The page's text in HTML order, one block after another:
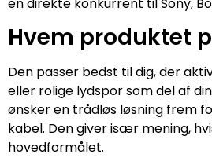
Hvem produktet
Den passer bedst til dig, der
eller rolige lydspor som del af
ønsker en trådløs løsning frem
kabel. Den giver især mening,
hovedformålet.